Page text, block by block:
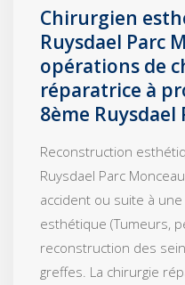
Chirurgien
Ruysdael Parc
opérations de
réparatrice à
8ème Ruysdael
Reconstruction
Ruysdael Parc
accident ou suite à
esthétique (Tumeurs,
reconstruction des
greffes. La chirurgie